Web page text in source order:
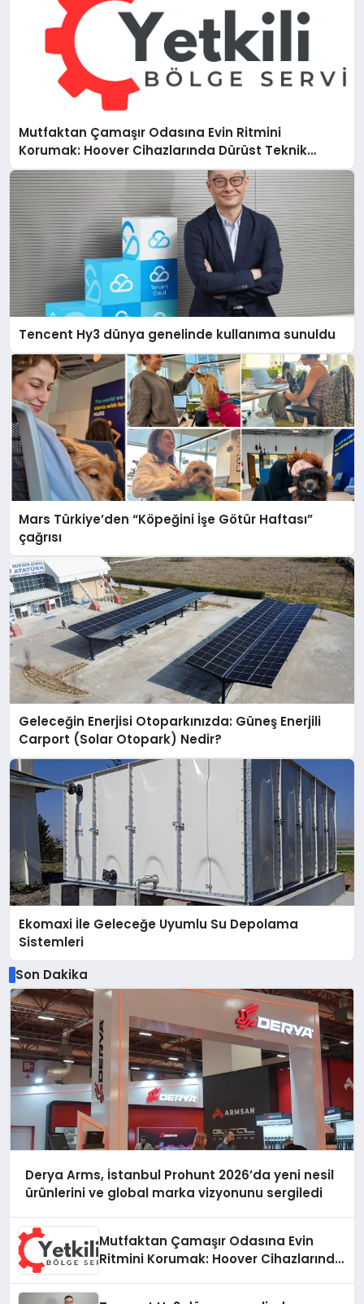
Mutfaktan Çamaşır Odasına Evin Ritmini
Korumak: Hoover Cihazlarında Dürüst Teknik
Destek Deneyimi
Tencent Hy3 dünya genelinde kullanıma sunuldu
Mars Türkiye’den “Köpeğini İşe Götür Haftası”
çağrısı
Geleceğin Enerjisi Otoparkınızda: Güneş Enerjili
Carport (Solar Otopark) Nedir?
Ekomaxi İle Geleceğe Uyumlu Su Depolama
Sistemleri
Son Dakika
Derya Arms, İstanbul Prohunt 2026’da yeni nesil
ürünlerini ve global marka vizyonunu sergiledi
Mutfaktan Çamaşır Odasına Evin
Ritmini Korumak: Hoover Cihazlarında